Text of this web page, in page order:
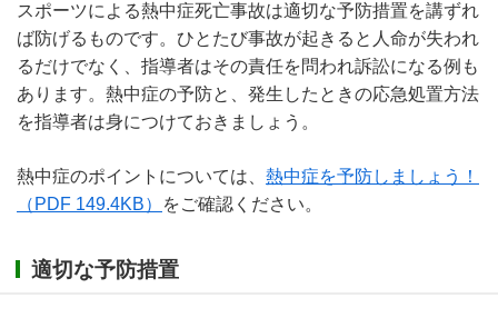
スポーツによる熱中症死亡事故は適切な予防措置を講ずれ
ば防げるものです。ひとたび事故が起きると人命が失われ
るだけでなく、指導者はその責任を問われ訴訟になる例も
あります。熱中症の予防と、発生したときの応急処置方法
を指導者は身につけておきましょう。
熱中症のポイントについては、 熱中症を予防しましょう！
（PDF 149.4KB）
をご確認ください。
適切な予防措置